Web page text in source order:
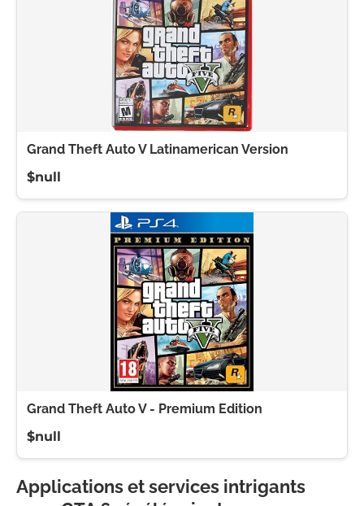
Grand Theft Auto V Latinamerican Version
$null
Grand Theft Auto V - Premium Edition
$null
Applications et services intrigants